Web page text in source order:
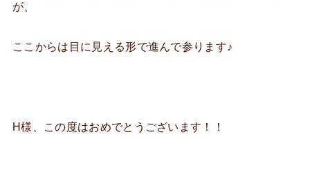
が、
ここからは目に見える形で進んで参ります♪
H様、この度はおめでとうございます！！